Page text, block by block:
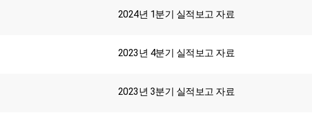
2024년 1분기 실적보고 자료
2023년 4분기 실적보고 자료
2023년 3분기 실적보고 자료